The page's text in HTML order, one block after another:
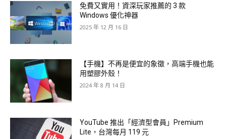
免費又實用！資深玩家推薦的 3 款
Windows 優化神器
2025 年 12 月 16 日
【手機】不再是便宜的象徵，高端手機也能
用塑膠外殼！
2024 年 8 月 14 日
YouTube 推出「經濟型會員」Premium
Lite，台灣每月 119 元